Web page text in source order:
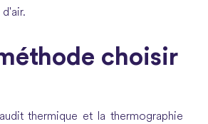
choisir
thermique et la thermographie